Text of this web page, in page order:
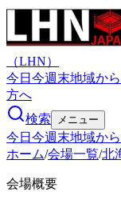
（LHN）
今日 今週末地域か
方へ
検索
メニュー
今日 今週末地域か
ホーム/会場一覧/北
会場概要